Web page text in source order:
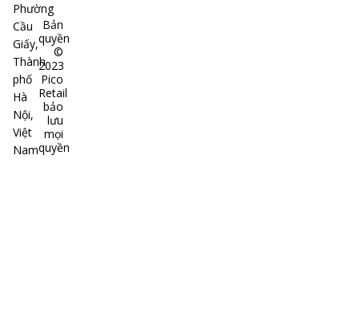
Phường
Cầu
Giấy,
Thành
phố
Hà
Nội,
Việt
Nam
Bản
quyền
©
2023
Pico
Retail
bảo
lưu
mọi
quyền